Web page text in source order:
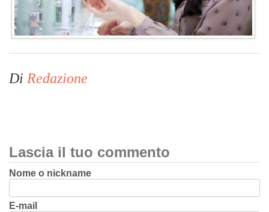
Di Redazione
Lascia il tuo commento
Nome o nickname
E-mail